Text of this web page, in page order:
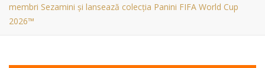
membri Sezamini și lansează colecția Panini FIFA World Cup
2026™